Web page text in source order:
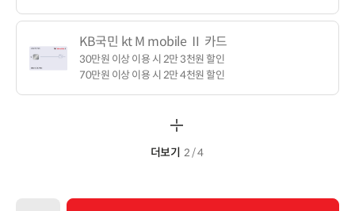
KB국민 kt M mobile Ⅱ 카드
30만원 이상 이용 시 2만 3천원 할인
70만원 이상 이용 시 2만 4천원 할인
더보기 2 / 4